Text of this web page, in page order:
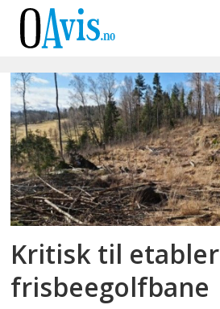
Emne:
Kritisk til
frisbeegolfbane